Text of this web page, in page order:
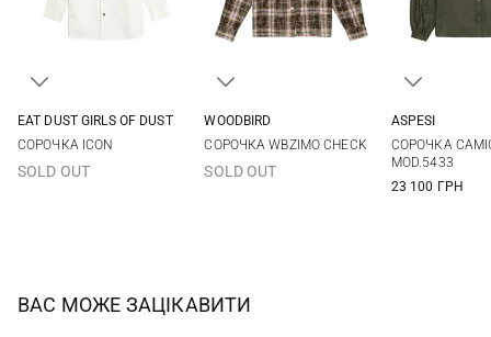
EAT DUST GIRLS OF DUST
СОРОЧКА ICON
SOLD OUT
WOODBIRD
СОРОЧКА WBZIMO CHECK
SOLD OUT
ASPESI
СОРОЧКА
MOD.5433
23 100 ГРН
ВАС МОЖЕ ЗАЦІКАВИТИ